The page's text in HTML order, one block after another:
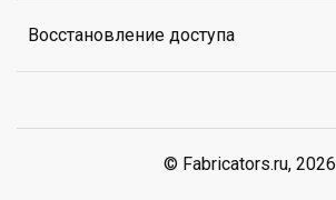
Восстановление доступа
© Fabricators.ru, 2026